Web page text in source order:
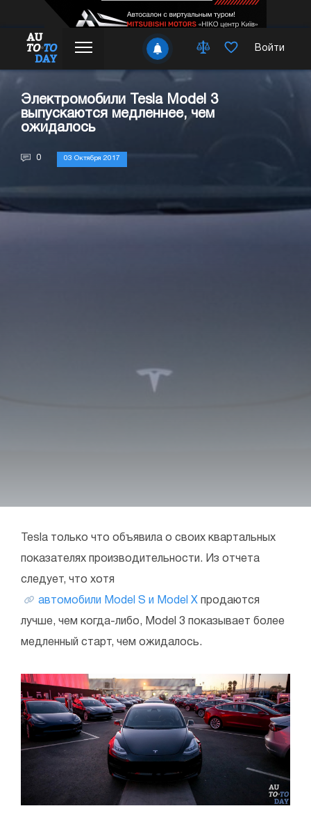
Войти
Электромобили Tesla Model 3
выпускаются медленнее, чем
ожидалось
0 03 Октября 2017
Tesla только что объявила о своих квартальных
показателях производительности. Из отчета
следует, что хотя
автомобили Model S и Model X продаются
лучше, чем когда-либо, Model 3 показывает более
медленный старт, чем ожидалось.